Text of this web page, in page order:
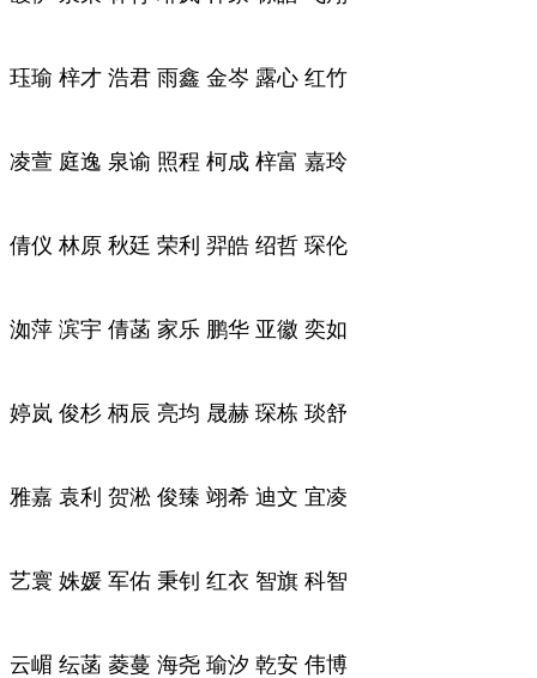
珏瑜 梓才 浩君 雨鑫 金岑 露心 红竹
凌萱 庭逸 泉谕 照程 柯成 梓富 嘉玲
倩仪 林原 秋廷 荣利 羿皓 绍哲 琛伦
洳萍 滨宇 倩菡 家乐 鹏华 亚徽 奕如
婷岚 俊杉 柄辰 亮均 晟赫 琛栋 琰舒
雅嘉 袁利 贺淞 俊臻 翊希 迪文 宜凌
艺寰 姝媛 军佑 秉钊 红衣 智旗 科智
云嵋 纭菡 菱蔓 海尧 瑜汐 乾安 伟博